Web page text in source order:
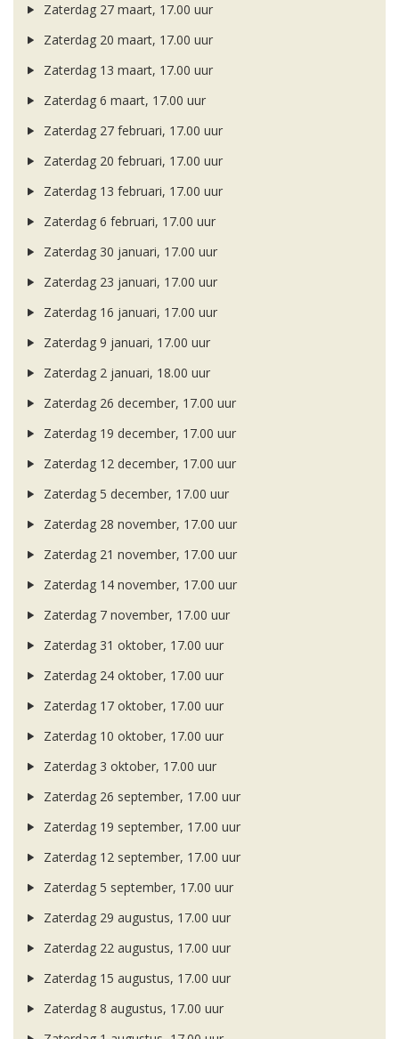
Zaterdag 27 maart, 17.00 uur
Zaterdag 20 maart, 17.00 uur
Zaterdag 13 maart, 17.00 uur
Zaterdag 6 maart, 17.00 uur
Zaterdag 27 februari, 17.00 uur
Zaterdag 20 februari, 17.00 uur
Zaterdag 13 februari, 17.00 uur
Zaterdag 6 februari, 17.00 uur
Zaterdag 30 januari, 17.00 uur
Zaterdag 23 januari, 17.00 uur
Zaterdag 16 januari, 17.00 uur
Zaterdag 9 januari, 17.00 uur
Zaterdag 2 januari, 18.00 uur
Zaterdag 26 december, 17.00 uur
Zaterdag 19 december, 17.00 uur
Zaterdag 12 december, 17.00 uur
Zaterdag 5 december, 17.00 uur
Zaterdag 28 november, 17.00 uur
Zaterdag 21 november, 17.00 uur
Zaterdag 14 november, 17.00 uur
Zaterdag 7 november, 17.00 uur
Zaterdag 31 oktober, 17.00 uur
Zaterdag 24 oktober, 17.00 uur
Zaterdag 17 oktober, 17.00 uur
Zaterdag 10 oktober, 17.00 uur
Zaterdag 3 oktober, 17.00 uur
Zaterdag 26 september, 17.00 uur
Zaterdag 19 september, 17.00 uur
Zaterdag 12 september, 17.00 uur
Zaterdag 5 september, 17.00 uur
Zaterdag 29 augustus, 17.00 uur
Zaterdag 22 augustus, 17.00 uur
Zaterdag 15 augustus, 17.00 uur
Zaterdag 8 augustus, 17.00 uur